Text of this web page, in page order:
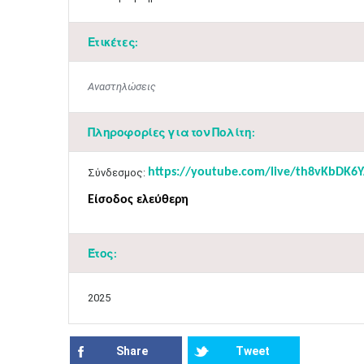
Ετικέτες:
Αναστηλώσεις
Πληροφορίες για τον Πολίτη:
​Σύνδεσμος: https://youtube.com/live/
Είσοδος ελεύθερη
Έτος:
2025
Share Tweet